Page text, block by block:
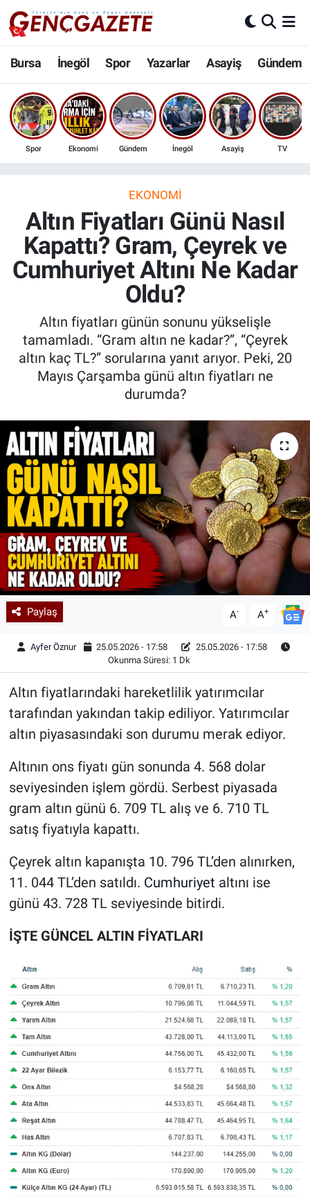
Bursa İnegöl Spor Yazarlar Asayiş Gündem
Spor Ekonomi Gündem İnegöl Asayiş TV
EKONOMI
Altın Fiyatları Günü Nasıl
Kapattı? Gram, Çeyrek ve
Cumhuriyet Altını Ne Kadar
Oldu?
Altın fiyatları günün sonunu yükselişle
tamamladı. “Gram altın ne kadar?”, “Çeyrek
altın kaç TL?” sorularına yanıt arıyor. Peki, 20
Mayıs Çarşamba günü altın fiyatları ne
durumda?
Paylaş A- A+
Ayfer Öznur 25.05.2026 - 17:58
25.05.2026 - 17:58
Okunma Süresi: 1 Dk
Altın fiyatlarındaki hareketlilik yatırımcılar
tarafından yakından takip ediliyor. Yatırımcılar
altın piyasasındaki son durumu merak ediyor.
Altının ons fiyatı gün sonunda 4. 568 dolar
seviyesinden işlem gördü. Serbest piyasada
gram altın günü 6. 709 TL alış ve 6. 710 TL
satış fiyatıyla kapattı.
Çeyrek altın kapanışta 10. 796 TL’den alınırken,
11. 044 TL’den satıldı. Cumhuriyet altını ise
günü 43. 728 TL seviyesinde bitirdi.
İŞTE GÜNCEL ALTIN FİYATLARI
Bursa
İnegöl
3.SAYFA
Ekonomi
Güncel
Kadın & Aile
Kültür & Sanat
Siyaset
Teknoloji
Yazarlar
Astroloji-Rüya
Nöbetçi Eczaneler
Hava Durumu
Trafik Durumu
Son Dakika Haberleri
Haber Arşivi